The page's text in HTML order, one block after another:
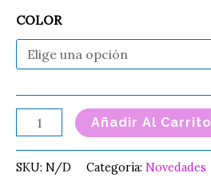
COLOR
Añadir Al Carrito
SKU: N/D Categoría: Novedades